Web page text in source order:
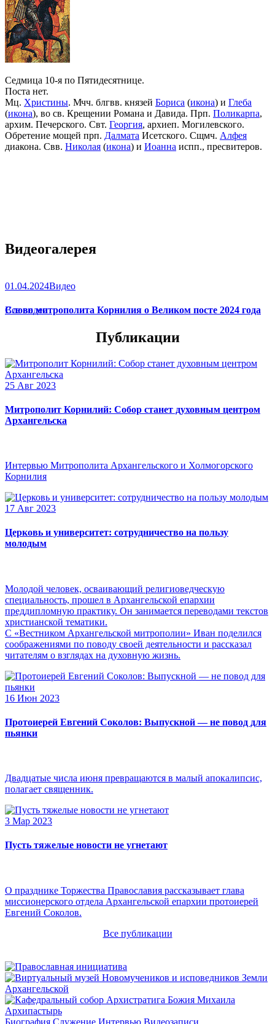
Седмица 10-я по Пятидесятнице.
Поста нет.
Мц. Христины. Мчч. блгвв. князей Бориса (икона) и Глеба
(икона), во св. Крещении Романа и Давида. Прп. Поликарпа,
архим. Печерского. Свт. Георгия, архиеп. Могилевского.
Обретение мощей прп. Далмата Исетского. Сщмч. Алфея
диакона. Свв. Николая (икона) и Иоанна испп., пресвитеров.
Видеогалерея
01.04.2024Видео
Слово митрополита Корнилия о Великом посте 2024 года
Все видео
Публикации
25 Авг 2023
Митрополит Корнилий: Собор станет духовным центром
Архангельска
Интервью Митрополита Архангельского и Холмогорского
Корнилия
17 Авг 2023
Церковь и университет: сотрудничество на пользу
молодым
Молодой человек, осваивающий религиоведческую
специальность, прошел в Архангельской епархии
преддипломную практику. Он занимается переводами текстов
христианской тематики.
С «Вестником Архангельской митрополии» Иван поделился
соображениями по поводу своей деятельности и рассказал
читателям о взглядах на духовную жизнь.
16 Июн 2023
Протоиерей Евгений Соколов: Выпускной — не повод для
пьянки
Двадцатые числа июня превращаются в малый апокалипсис,
полагает священник.
3 Мар 2023
Пусть тяжелые новости не угнетают
О празднике Торжества Православия рассказывает глава
миссионерского отдела Архангельской епархии протоиерей
Евгений Соколов.
Все публикации
Архипастырь
Биография Служение Интервью Видеозаписи